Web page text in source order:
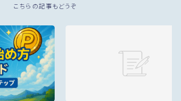
こちらの記事もどうぞ